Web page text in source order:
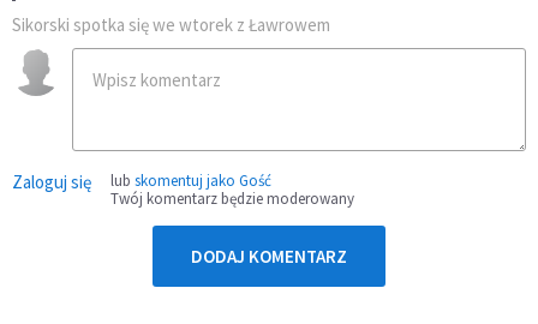
Sikorski spotka się we wtorek z Ławrowem
Zaloguj się lub skomentuj jako Gość
Twój komentarz będzie moderowany
DODAJ KOMENTARZ